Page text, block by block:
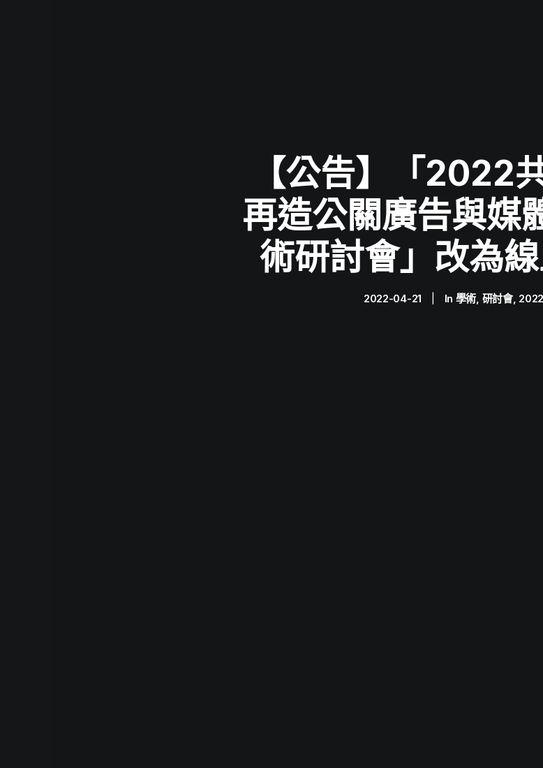
【公告】「2022
再造公關廣告與媒
術研討會」改為
2022-04-21 In 學術, 研討會,